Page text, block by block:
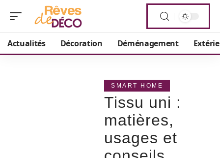
Actualités Décoration Déménagement
SMART HOME
Tissu uni :
matières,
usages et